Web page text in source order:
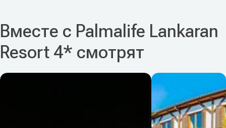
Вместе с Palmalife Lankaran
Resort 4* смотрят